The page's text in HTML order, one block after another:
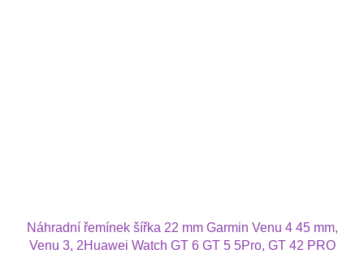
Náhradní řemínek šířka 22 mm Garmin Venu 4 45 mm,
Venu 3, 2Huawei Watch GT 6 GT 5 5Pro, GT 42 PRO